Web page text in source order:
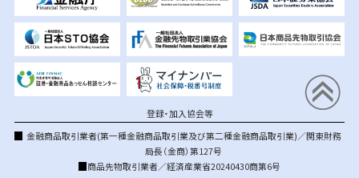
登録・加入協会等
金融商品取引業者(第一種金融商品取引業及び第二種金融商品取引業)／関東財務
局長（金商）第127号
商品先物取引業者／経済産業省20240430商第6号